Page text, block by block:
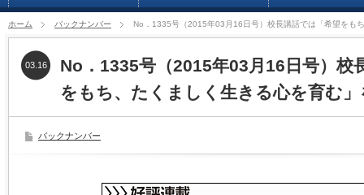
ホーム バックナンバー No．1335号（2015年03月16日号）校長講話では「希望をも
No．1335号（2015年03月16日号）校
をもち、たくましく生きる心を育む」
03.16
バックナンバー